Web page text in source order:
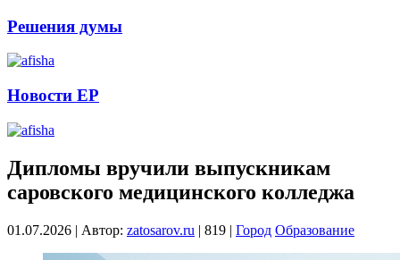
Решения думы
Новости ЕР
Дипломы вручили выпускникам
саровского медицинского колледжа
01.07.2026 | Автор: zatosarov.ru | 819 | Город Образование